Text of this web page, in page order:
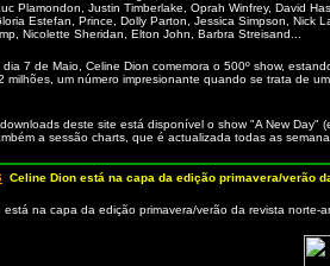
Plamondon, Justin Timberlake, Oprah Winfrey, David
Estefan, Prince, Dolly Parton, Jessica Simpson, Nick
Nicolette Sheridan, Elton John, Barbra Streisand...
dia 7 de Maio, Celine Dion comemora o 500º show,
milhões, um número impresionante quando se trata de
deste site está disponível o show "A New
a sessão charts, que é actualizada todas as
Celine Dion está na capa da edição primavera/verão
está na capa da edição primavera/verão da revista